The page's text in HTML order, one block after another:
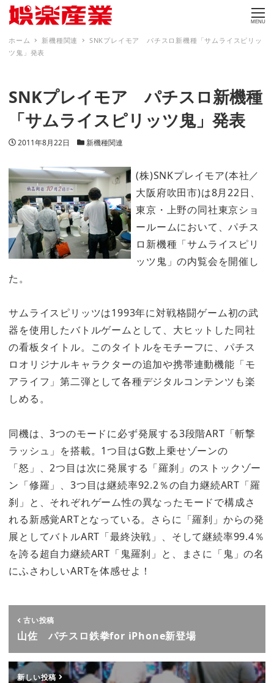
MENU
ホーム 新機種関連
SNKプレイモア パチスロ新機種「サムライスピリッ
ツ鬼」発表
SNKプレイモア パチスロ新機種
「サムライスピリッツ鬼」発表
投稿日
2011年8月22日 カテゴリー
新機種関連
(株)SNKプレイモア(本社／
大阪府吹田市)は8月22日、
東京・上野の同社東京ショ
ールームにおいて、パチス
ロ新機種「サムライスピリ
ッツ鬼」の内覧会を開催し
た。
サムライスピリッツは1993年に対戦格闘ゲーム初の武
器を使用したバトルゲームとして、大ヒットした同社
の看板タイトル。このタイトルをモチーフに、パチス
ロオリジナルキャラクターの追加や携帯連動機能「モ
アライフ」第二弾として各種デジタルコンテンツも楽
しめる。
同機は、3つのモードに必ず発展する3段階ART「斬撃
ラッシュ」を搭載。1つ目はG数上乗せゾーンの
「怒」、2つ目は次に発展する「羅刹」のストックゾー
ン「修羅」、3つ目は継続率92.2％の自力継続ART「羅
刹」と、それぞれゲーム性の異なったモードで構成さ
れる新感覚ARTとなっている。さらに「羅刹」からの発
展としてバトルART「最終決戦」、そして継続率99.4％
を誇る超自力継続ART「鬼羅刹」と、まさに「鬼」の名
にふさわしいARTを体感せよ！
古い投稿
山佐 パチスロ鉄拳for iPhone新登場
新しい投稿